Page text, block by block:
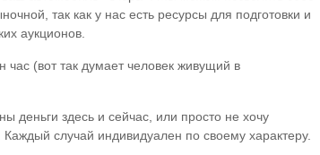
так как у нас есть ресурсы для подготовки и
аукционов.
(вот так думает человек живущий в
деньги здесь и сейчас, или просто не хочу
случай индивидуален по своему характеру.